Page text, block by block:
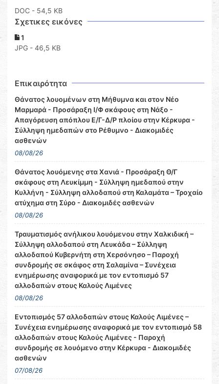
DOC - 54,5 KB
Σχετικες εικόνες
1
JPG - 46,5 KB
Επικαιρότητα
Θάνατος λουομένων στη Μήθυμνα και στον Νέο
Μαρμαρά - Προσάραξη Ι/Φ σκάφους στη Νάξο -
Απαγόρευση απόπλου Ε/Γ-Δ/Ρ πλοίου στην Κέρκυρα -
Σύλληψη ημεδαπών στο Ρέθυμνο - Διακομιδές
ασθενών
08/08/26
Θάνατος λουόμενης στα Χανιά - Προσάραξη Θ/Γ
σκάφους στη Λευκίμμη - Σύλληψη ημεδαπού στην
Κυλλήνη - Σύλληψη αλλοδαπού στη Καλαμάτα – Τροχαίο
ατύχημα στη Σύρο - Διακομιδές ασθενών
08/08/26
Τραυματισμός ανήλικου λουόμενου στην Χαλκιδική –
Σύλληψη αλλοδαπού στη Λευκάδα – Σύλληψη
αλλοδαπού Κυβερνήτη στη Χερσόνησο – Παροχή
συνδρομής σε σκάφος στη Σαλαμίνα – Συνέχεια
ενημέρωσης αναφορικά με τον εντοπισμό 57
αλλοδαπών στους Καλούς Λιμένες
08/08/26
Εντοπισμός 57 αλλοδαπών στους Καλούς Λιμένες –
Συνέχεια ενημέρωσης αναφορικά με τον εντοπισμό 58
αλλοδαπών στους Καλούς Λιμένες - Παροχή
συνδρομής σε λουόμενο στην Κέρκυρα - Διακομιδές
ασθενών
07/08/26